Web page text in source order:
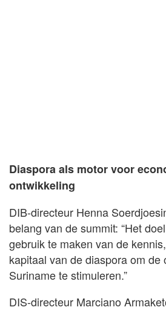
Diaspora als motor voor
ontwikkeling
DIB-directeur Henna
belang van de summit: “Het
gebruik te maken van de
kapitaal van de diaspora om de
Suriname te stimuleren.”
DIS-directeur Marciano